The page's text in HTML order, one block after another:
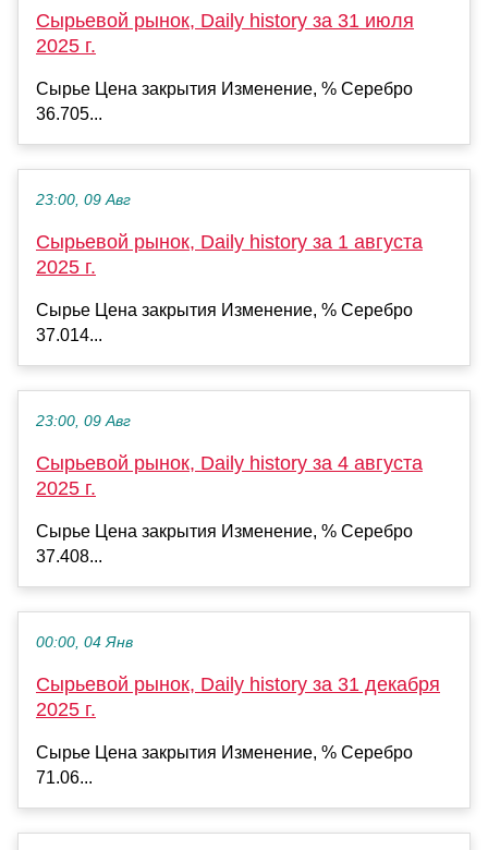
Сырьевой рынок, Daily history за 31 июля
2025 г.
Сырье Цена закрытия Изменение, % Серебро
36.705...
23:00, 09 Авг
Сырьевой рынок, Daily history за 1 августа
2025 г.
Сырье Цена закрытия Изменение, % Серебро
37.014...
23:00, 09 Авг
Сырьевой рынок, Daily history за 4 августа
2025 г.
Сырье Цена закрытия Изменение, % Серебро
37.408...
00:00, 04 Янв
Сырьевой рынок, Daily history за 31 декабря
2025 г.
Сырье Цена закрытия Изменение, % Серебро
71.06...